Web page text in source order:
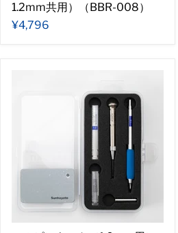
1.2mm共用）（BBR-008）
¥4,796